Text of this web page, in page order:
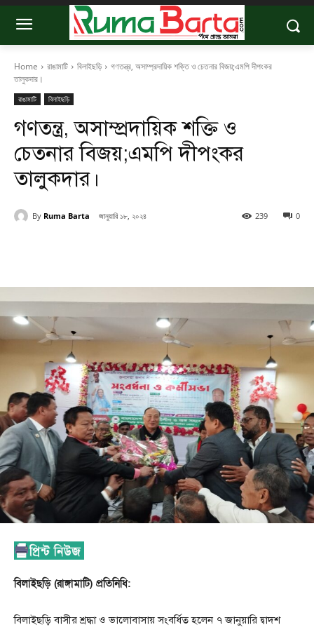
Home রাঙামাটি বিলাইছড়ি
গণতন্ত্র, অসাম্প্রদায়িক শক্তি ও চেতনার বিজয়;এমপি দীপংকর
তালুকদার।
রাঙামাটি বিলাইছড়ি
গণতন্ত্র, অসাম্প্রদায়িক শক্তি ও
চেতনার বিজয়;এমপি দীপংকর
তালুকদার।
By Ruma Barta জানুয়ারি ১৮, ২০২৪ 0
239
বিলাইছড়ি (রাঙ্গামাটি) প্রতিনিধি:
বিলাইছড়ি বাসীর শ্রদ্ধা ও ভালোবাসায় সংবর্ধিত হলেন ৭ জানুয়ারি দ্বাদশ